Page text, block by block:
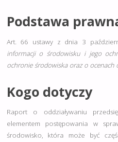
Podstawa
Art. 66 ustawy z dnia 3
informacji o środowisku i jego
ochronie środowiska oraz o ocenach
Kogo dotyczy
Raport o oddziaływaniu
elementem postępowania w
środowisko, która może być